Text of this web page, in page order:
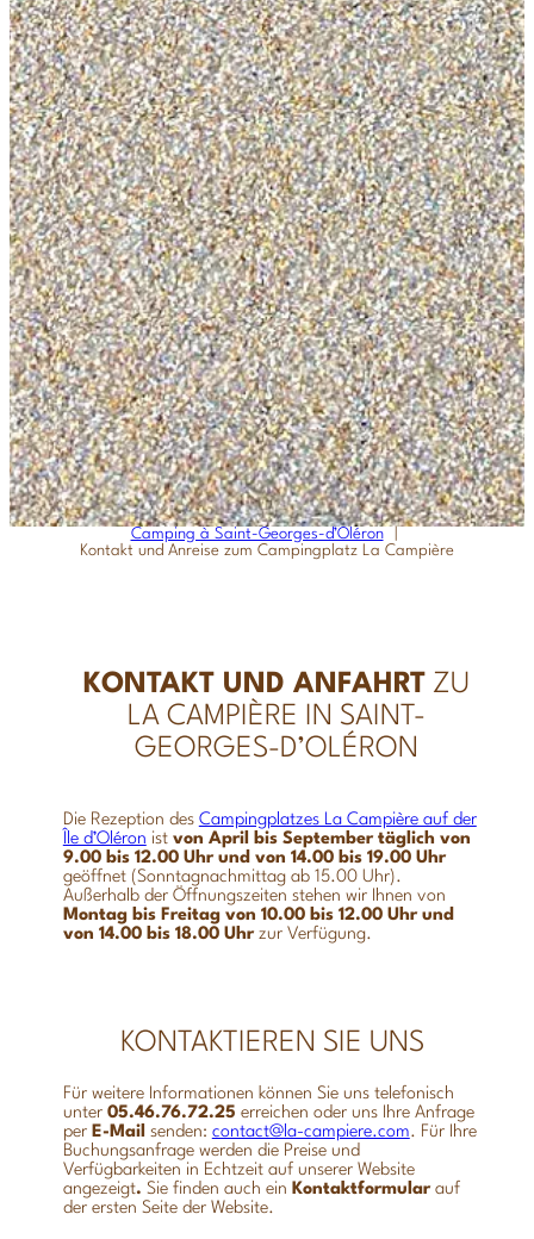
Camping à Saint-Georges-d’Oléron
Kontakt und Anreise zum Campingplatz La Campière
KONTAKT UND ANFAHRT ZU
LA CAMPIÈRE IN SAINT-
GEORGES-D’OLÉRON
Die Rezeption des Campingplatzes La Campière auf der
Île d’Oléron ist von April bis September täglich von
9.00 bis 12.00 Uhr und von 14.00 bis 19.00 Uhr
geöffnet (Sonntagnachmittag ab 15.00 Uhr).
Außerhalb der Öffnungszeiten stehen wir Ihnen von
Montag bis Freitag von 10.00 bis 12.00 Uhr und
von 14.00 bis 18.00 Uhrzur Verfügung.
KONTAKTIEREN SIE UNS
Für weitere Informationen können Sie uns telefonisch
unter 05.46.76.72.25 erreichen oder uns Ihre Anfrage
per E-Mail senden: contact@la-campiere.com. Für Ihre
Buchungsanfrage werden die Preise und
Verfügbarkeiten in Echtzeit auf unserer Website
angezeigt. Sie finden auch ein Kontaktformular auf
der ersten Seite der Website.